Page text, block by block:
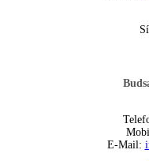
E-Mail: